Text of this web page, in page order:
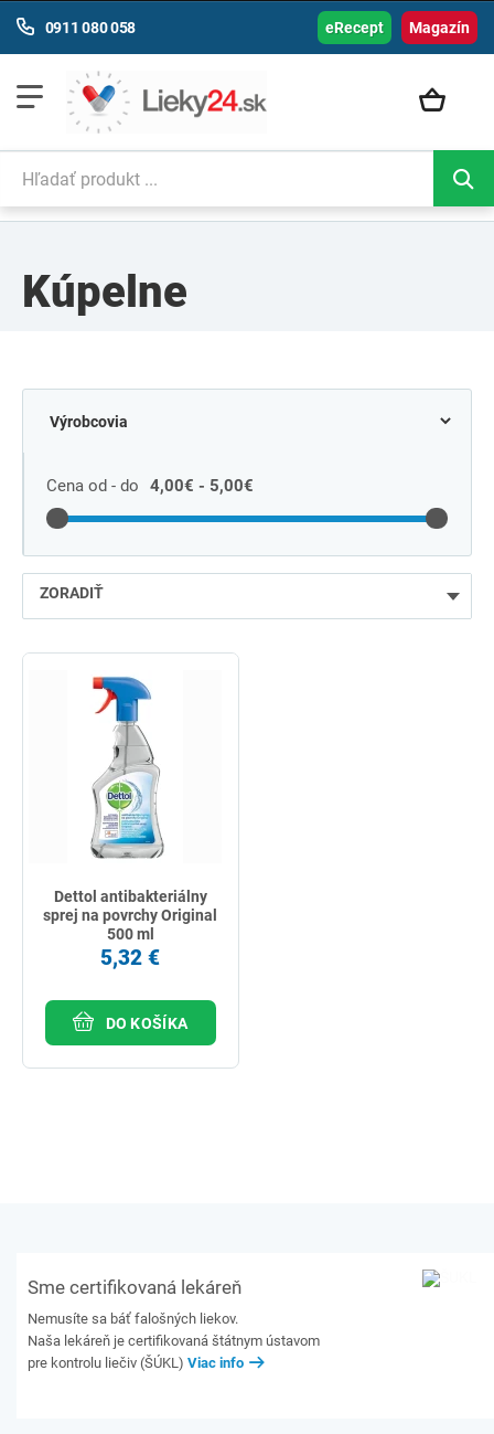
Magazín
0911 080 058 eRecept
Kúpelne
Cena od - do 4,00€ - 5,00€
ZORADIŤ
Dettol antibakteriálny
sprej na povrchy Original
500 ml
5,32 €
DO KOŠÍKA
Sme certifikovaná lekáreň
Nemusíte sa báť falošných liekov.
Naša lekáreň je certifikovaná štátnym ústavom
pre kontrolu liečiv (ŠÚKL) Viac info